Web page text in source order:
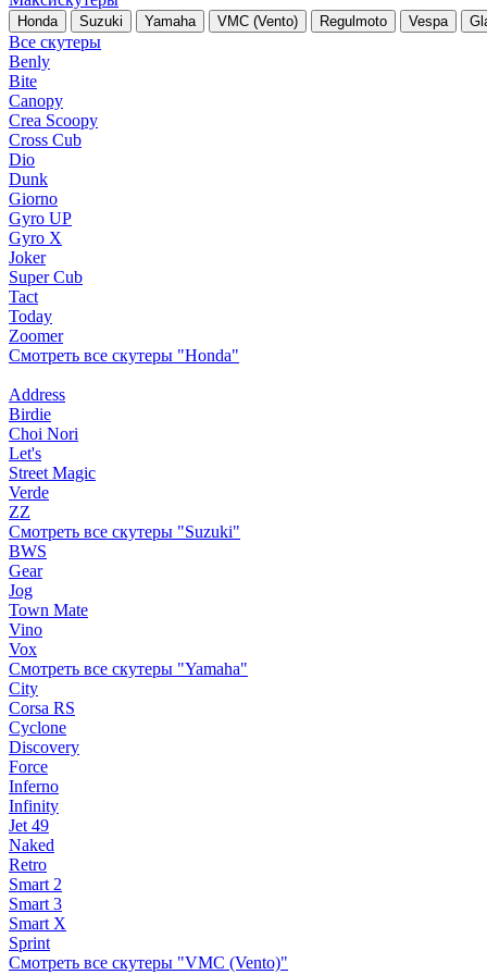
Honda Suzuki Yamaha VMC (Vento) Regulmoto Vespa
Все скутеры
Benly
Bite
Canopy
Crea Scoopy
Cross Cub
Dio
Dunk
Giorno
Gyro UP
Gyro X
Joker
Super Cub
Tact
Today
Zoomer
Смотреть все скутеры "Honda"
Address
Birdie
Choi Nori
Let's
Street Magic
Verde
ZZ
Смотреть все скутеры "Suzuki"
BWS
Gear
Jog
Town Mate
Vino
Vox
Смотреть все скутеры "Yamaha"
City
Corsa RS
Cyclone
Discovery
Force
Inferno
Infinity
Jet 49
Naked
Retro
Smart 2
Smart 3
Smart X
Sprint
Смотреть все скутеры "VMC (Vento)"